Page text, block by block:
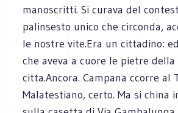
manoscritti. Si curava del
palinsesto unico che circonda,
le nostre vite.Era un cittadino:
che aveva a cuore le pietre della
citta.Ancora. Campana ccorre al
Malatestiano, certo. Ma si china